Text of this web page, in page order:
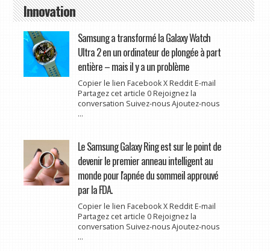
Innovation
Samsung a transformé la Galaxy Watch
Ultra 2 en un ordinateur de plongée à part
entière – mais il y a un problème
Copier le lien Facebook X Reddit E-mail
Partagez cet article 0 Rejoignez la
conversation Suivez-nous Ajoutez-nous
...
Le Samsung Galaxy Ring est sur le point de
devenir le premier anneau intelligent au
monde pour l'apnée du sommeil approuvé
par la FDA.
Copier le lien Facebook X Reddit E-mail
Partagez cet article 0 Rejoignez la
conversation Suivez-nous Ajoutez-nous
...